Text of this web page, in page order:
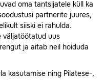
oma tantsijatele küll ka
partnerite juures,
siiski ei rahulda.
väljatöötatud uus
ja aitab neil hoiduda
kasutamise ning Pilatese-,